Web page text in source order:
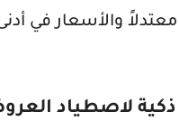
والأسعار في
ذكية لاصطياد